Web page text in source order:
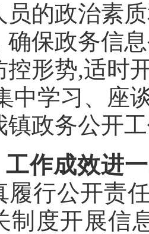
员的政治素
确保政务信
控形势,适时
中学习、座
镇政务公开
工作成效进
履行公开责
制度开展信